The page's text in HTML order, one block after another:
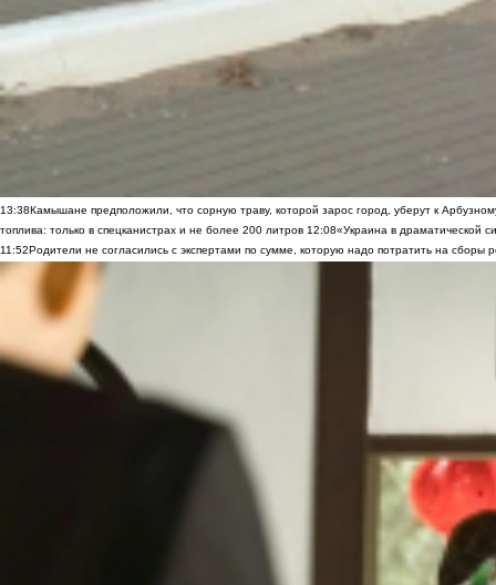
13:38Камышане предположили, что сорную траву, которой зарос город, уберут к
топлива: только в спецканистрах и не более 200 литров 12:08«Украина в драматической
11:52Родители не согласились с экспертами по сумме, которую надо потратить на сборы